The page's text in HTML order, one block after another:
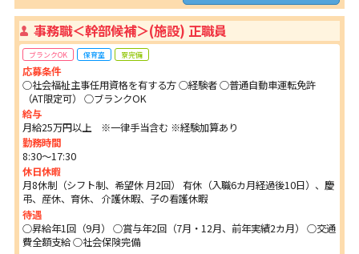
事務職＜幹部候補＞(施設) 正職員
ブランクOK 保育室 寮完備
応募条件
○社会福祉主事任用資格を有する方 ○経験者 ○普通自動車運転免許
（AT限定可） ○ブランクOK
給与
月給25万円以上 ※一律手当含む ※経験加算あり
勤務時間
8:30～17:30
休日休暇
月8休制（シフト制、希望休 月2回） 有休（入職6カ月経過後10日）、慶
弔、産休、育休、 介護休暇、子の看護休暇
待遇
○昇給年1回（9月） ○賞与年2回（7月・12月、前年実績2カ月） ○交通
費全額支給 ○社会保険完備